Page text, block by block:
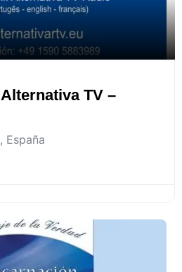
TV –
, España